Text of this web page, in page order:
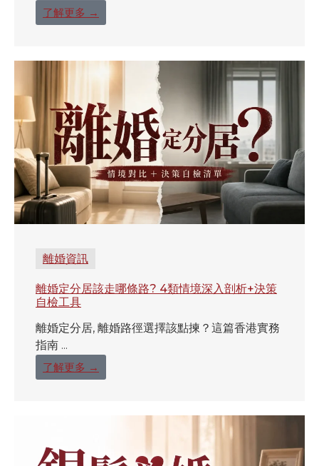
了解更多 →
離婚資訊
離婚定分居該走哪條路? 4類情境深入剖析+決策
自檢工具
離婚定分居, 離婚路徑選擇該點揀？這篇香港實務
指南 ...
了解更多 →